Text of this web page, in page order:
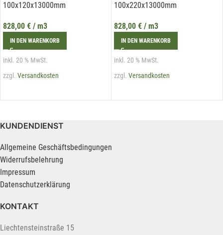
100x120x13000mm
828,00 € / m3
IN DEN WARENKORB
inkl. 20 % MwSt.
zzgl. Versandkosten
100x220x13000mm
828,00 € / m3
IN DEN WARENKORB
inkl. 20 % MwSt.
zzgl. Versandkosten
KUNDENDIENST
Allgemeine Geschäftsbedingungen
Widerrufsbelehrung
Impressum
Datenschutzerklärung
KONTAKT
Liechtensteinstraße 15